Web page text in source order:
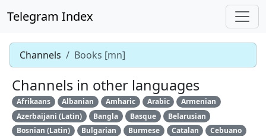
Telegram Index
Channels Books [mn]
Channels in other languages
Afrikaans Albanian Amharic Arabic
Armenian
Azerbaijani (Latin)
Bangla Basque
Belarusian
Bosnian (Latin)
Bulgarian Burmese Catalan
Cebuano